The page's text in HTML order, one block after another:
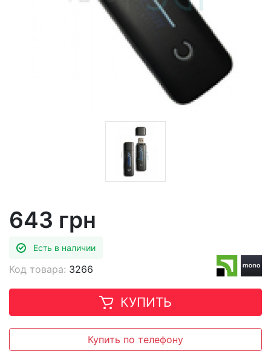
643 грн
Есть в наличии
Код товара: 3266
КУПИТЬ
Купить по телефону